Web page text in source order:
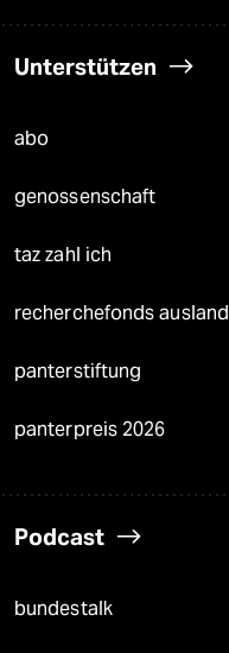
Unterstützen
abo
genossenschaft
taz zahl ich
recherchefonds ausland
panterstiftung
panterpreis 2026
Podcast
bundestalk